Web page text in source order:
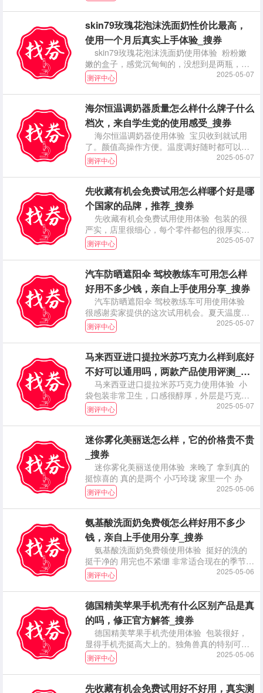
skin79玫瑰花泡沫洗面奶性价比最高，
使用一个月后真实上手体验_搜券
skin79玫瑰花泡沫洗面奶使用体验 粉粉嫩
嫩的盒子，感觉沉甸甸的，没想到是两瓶，也
是很惊
测评中心 2025-05-07
海尔恒温调奶器质量怎么样什么牌子什么
档次，来自学生党的使用感受_搜券
海尔恒温调奶器使用体验 宝贝收到就试用
了。颜值高操作方便。温度调好随时都可以给
娃冲奶粉，不
测评中心 2025-05-07
先收藏有机会免费试用怎么样哪个好是哪
个国家的品牌，推荐_搜券
先收藏有机会免费试用使用体验 包装的很
严实，店里很细心，每个零件都包的很厚实，
都有做保护措
测评中心 2025-05-07
汽车防晒遮阳伞 驾校教练车可用怎么样
好用不多少钱，亲自上手使用分享_搜券
汽车防晒遮阳伞 驾校教练车可用使用体验
很感谢卖家提供的这次试用机会。夏天温度太
高，有了这
测评中心 2025-05-07
马来西亚进口提拉米苏巧克力么样到底好
不好可以通用吗，两款产品使用评测_搜
马来西亚进口提拉米苏巧克力使用体验 小
袋包装非常卫生，口感很醇厚，外层是巧克力
里面是坚果，
测评中心 2025-05-07
迷你雾化美丽送怎么样，它的价格贵不贵
_搜券
迷你雾化美丽送使用体验 来晚了 拿到真的
挺惊喜的 真的是两个 小巧玲珑 家里一个 办
测评中心 2025-05-06
氨基酸洗面奶免费领怎么样好用不多少
钱，亲自上手使用分享_搜券
氨基酸洗面奶免费领使用体验 挺好的洗的
挺干净的 用完也不紧绷 非常适合现在的季节
推荐大家
测评中心 2025-05-06
德国精美苹果手机壳有什么区别产品是真
的吗，修正官方解答_搜券
德国精美苹果手机壳使用体验 包装很好，
显得手机壳挺高大上的。独角兽真的特别可
爱，女生应该都
测评中心 2025-05-06
先收藏有机会免费试用好不好用，真实测